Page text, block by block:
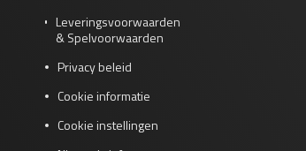
Leveringsvoorwaarden
& Spelvoorwaarden
Privacy beleid
Cookie informatie
Cookie instellingen